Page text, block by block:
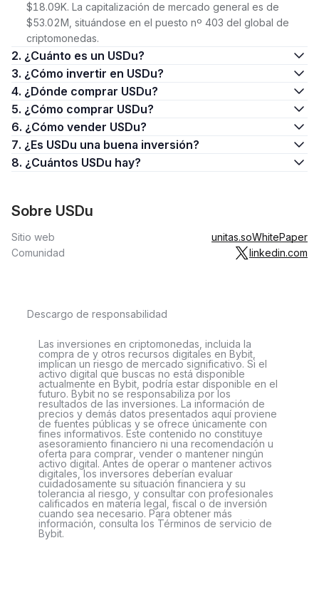
$18.09K. La capitalización de mercado general es de
$53.02M, situándose en el puesto nº 403 del global de
criptomonedas.
2. ¿Cuánto es un USDu?
3. ¿Cómo invertir en USDu?
4. ¿Dónde comprar USDu?
5. ¿Cómo comprar USDu?
6. ¿Cómo vender USDu?
7. ¿Es USDu una buena inversión?
8. ¿Cuántos USDu hay?
Sobre USDu
Sitio web unitas.soWhitePaper
Comunidad
linkedin.com
Descargo de responsabilidad
Las inversiones en criptomonedas, incluida la
compra de y otros recursos digitales en Bybit,
implican un riesgo de mercado significativo. Si el
activo digital que buscas no está disponible
actualmente en Bybit, podría estar disponible en el
futuro. Bybit no se responsabiliza por los
resultados de las inversiones. La información de
precios y demás datos presentados aquí proviene
de fuentes públicas y se ofrece únicamente con
fines informativos. Este contenido no constituye
asesoramiento financiero ni una recomendación u
oferta para comprar, vender o mantener ningún
activo digital. Antes de operar o mantener activos
digitales, los inversores deberían evaluar
cuidadosamente su situación financiera y su
tolerancia al riesgo, y consultar con profesionales
calificados en materia legal, fiscal o de inversión
cuando sea necesario. Para obtener más
información, consulta los Términos de servicio de
Bybit.